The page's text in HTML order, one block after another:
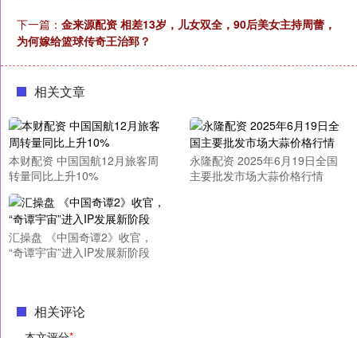
下一篇： 金来源配资 相差13岁，儿女双全，90后美女主持周蕾，
为何嫁给篮球传奇王治郅？
相关文章
本财配资 中国国航12月旅客周
转量同比上升10%
永隆配资 2025年6月19日全国
主要批发市场大蒜价格行情
汇操盘 《中国奇谭2》收官，
“奇谭宇宙”进入IP发展新阶段
相关评论